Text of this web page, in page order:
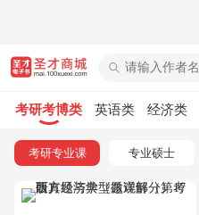
圣才商城
考研考博类 英语类 经济类
考研专业课 专业硕士